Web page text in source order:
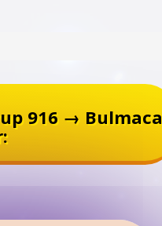
916 → Bulmaca